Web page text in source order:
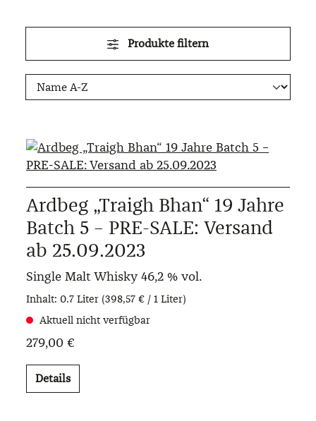
Produkte filtern
Ardbeg „Traigh Bhan“ 19 Jahre
Batch 5 – PRE-SALE: Versand
ab 25.09.2023
Single Malt Whisky 46,2 % vol.
Inhalt: 0.7 Liter (398,57 € / 1 Liter)
Aktuell nicht verfügbar
279,00 €
Details